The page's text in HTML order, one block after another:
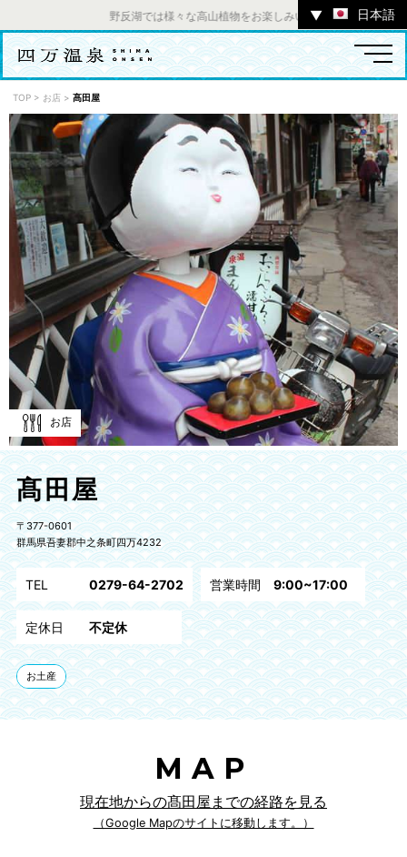
野反湖では様々な高山植物をお楽しみいただけます。 ／ チ
▼ 日本語
温泉 宿 お店 スポット
体験 イベント ツアー
中之条町その他のエリア
TOP > お店 >髙田屋
お店
髙田屋
〒377-0601
群馬県吾妻郡中之条町四万4232
TEL 0279-64-2702 営業時間 9:00~17:00
定休日 不定休
お土産
MAP
現在地からの髙田屋までの経路を見る
（Google Mapのサイトに移動します。）